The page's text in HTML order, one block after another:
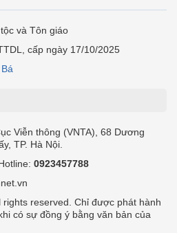
và Tôn giáo
cấp ngày 17/10/2025
Viễn thông (VNTA), 68 Dương
TP. Hà Nội.
0923457788
reserved. Chỉ được phát hành
có sự đồng ý bằng văn bản của